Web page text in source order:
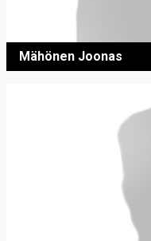
Mähönen Joonas